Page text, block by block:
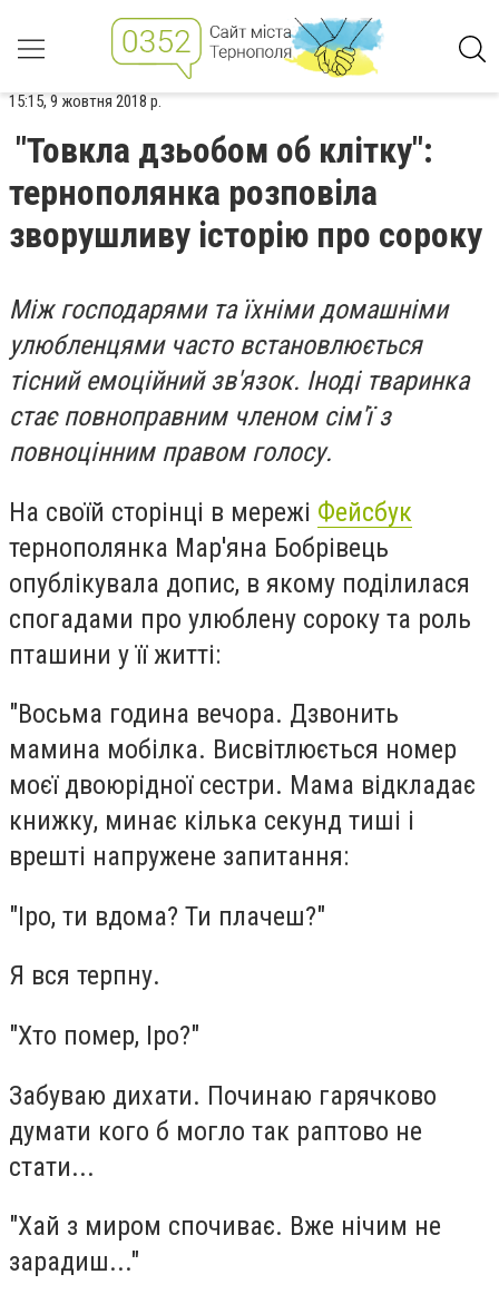
15:15, 9 жовтня 2018 р.
"Товкла дзьобом об клітку":
тернополянка розповіла
зворушливу історію про сороку
Між господарями та їхніми домашніми
улюбленцями часто встановлюється
тісний емоційний зв'язок. Іноді тваринка
стає повноправним членом сім'ї з
повноцінним правом голосу.
На своїй сторінці в мережі Фейсбук
тернополянка Мар'яна Бобрівець
опублікувала допис, в якому поділилася
спогадами про улюблену сороку та роль
пташини у її житті:
"Восьма година вечора. Дзвонить
мамина мобілка. Висвітлюється номер
моєї двоюрідної сестри. Мама відкладає
книжку, минає кілька секунд тиші і
врешті напружене запитання:
"Іро, ти вдома? Ти плачеш?"
Я вся терпну.
"Хто помер, Іро?"
Забуваю дихати. Починаю гарячково
думати кого б могло так раптово не
стати...
"Хай з миром спочиває. Вже нічим не
зарадиш..."